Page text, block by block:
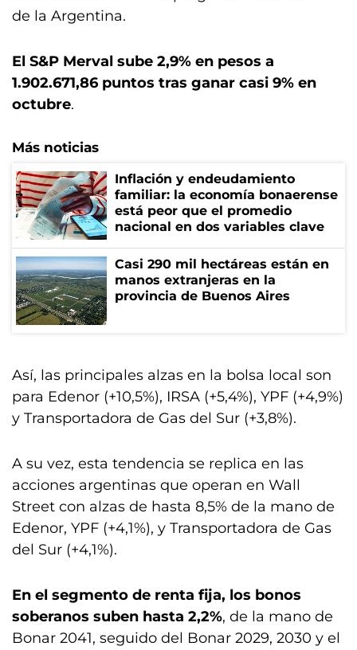
de la Argentina.
El S&P Merval sube 2,9% en pesos a
1.902.671,86 puntos tras ganar casi 9% en
octubre.
Más noticias
Inflación y endeudamiento
familiar: la economía bonaerense
está peor que el promedio
nacional en dos variables clave
Casi 290 mil hectáreas están en
manos extranjeras en la
provincia de Buenos Aires
Así, las principales alzas en la bolsa local son
para Edenor (+10,5%), IRSA (+5,4%), YPF (+4,9%)
y Transportadora de Gas del Sur (+3,8%).
A su vez, esta tendencia se replica en las
acciones argentinas que operan en Wall
Street con alzas de hasta 8,5% de la mano de
Edenor, YPF (+4,1%), y Transportadora de Gas
del Sur (+4,1%).
En el segmento de renta fija, los bonos
soberanos suben hasta 2,2%, de la mano de
Bonar 2041, seguido del Bonar 2029, 2030 y el